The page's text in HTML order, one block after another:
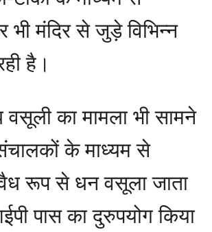
मंदिर से जुड़े विभिन्न
है।
का मामला भी सामने
के माध्यम से
रूप से धन वसूला जाता
पास का दुरुपयोग किया